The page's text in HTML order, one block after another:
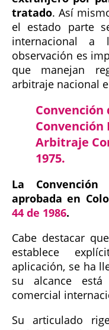
tratado. Así
el estado parte
internacional a
observación es
que manejan
arbitraje nacional
Convención
Arbitraje
1975.
La
aprobada en
44 de 1986.
Cabe destacar
establece
aplicación, se ha
su alcance
comercial
Su articulado